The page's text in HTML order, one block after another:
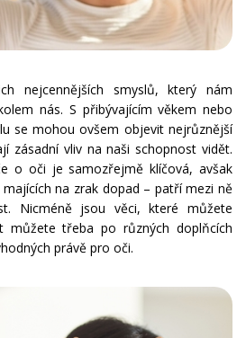
nejcennějších smyslů, který nám
nás. S přibývajícím věkem nebo
se mohou ovšem objevit nejrůznější
zásadní vliv na naši schopnost vidět.
o oči je samozřejmě klíčová, avšak
na zrak dopad – patří mezi ně
Nicméně jsou věci, které můžete
můžete třeba po různých doplňcích
právě pro oči.